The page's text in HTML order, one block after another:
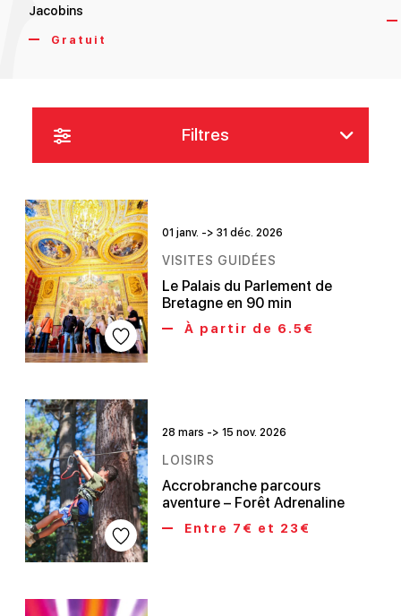
Jacobins
Gratuit
Filtres
01 janv. -> 31 déc. 2026
VISITES GUIDÉES
Le Palais du Parlement de
Bretagne en 90 min
À partir de 6.5€
28 mars -> 15 nov. 2026
LOISIRS
Accrobranche parcours
aventure – Forêt Adrenaline
Entre 7€ et 23€